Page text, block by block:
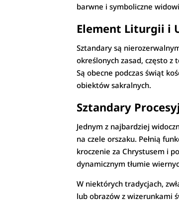
barwne i symboliczne
Element Liturgii i
Sztandary są
określonych zasad, często z
Są obecne podczas świąt
obiektów sakralnych.
Sztandary
Jednym z najbardziej
na czele orszaku. Pełnią
kroczenie za Chrystusem i
dynamicznym tłumie
W niektórych tradycjach,
lub obrazów z wizerunkami